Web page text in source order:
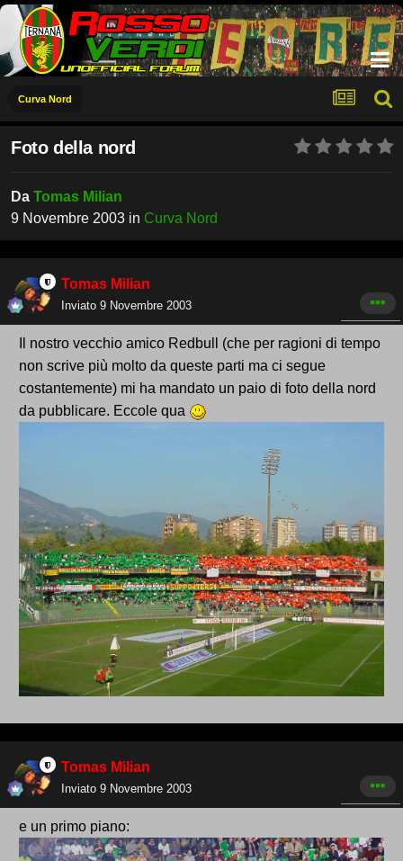
Curva Nord
Foto della nord
Da Tomas Milian
9 Novembre 2003 in Curva Nord
Tomas Milian
Inviato 9 Novembre 2003
Il nostro vecchio amico Redbull (che per ragioni di tempo
non scrive più molto da queste parti ma ci segue
costantemente) mi ha mandato un paio di foto della nord
da pubblicare. Eccole qua
Tomas Milian
Inviato 9 Novembre 2003
e un primo piano: